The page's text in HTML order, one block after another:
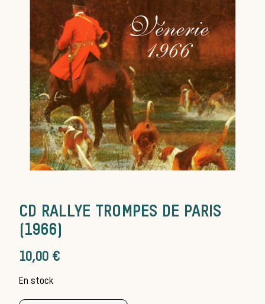
sauvages
Les chiens de
meute
Les chevaux
de chasse
CD RALLYE TROMPES DE PARIS
(1966)
10,00 €
En stock